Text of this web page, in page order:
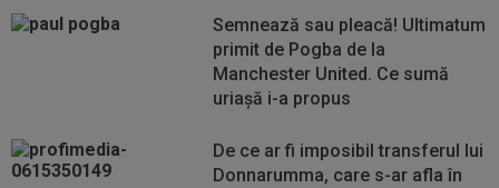
Semnează sau pleacă! Ultimatum
primit de Pogba de la
Manchester United. Ce sumă
uriașă i-a propus
De ce ar fi imposibil transferul lui
Donnarumma, care s-ar afla în